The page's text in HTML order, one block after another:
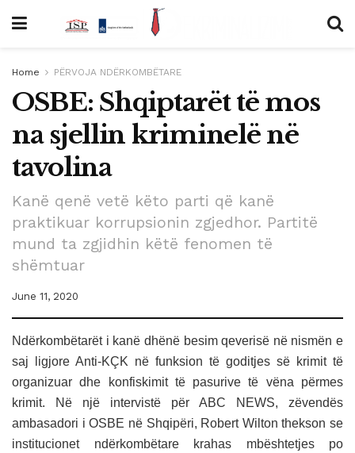
Home PËRVOJA NDËRKOMBËTARE
OSBE: Shqiptarët të mos
na sjellin kriminelë në
tavolina
Kanë qenë vetë këto parti që kanë
praktikuar korrupsionin zgjedhor. Partitë
mund ta zgjidhin këtë fenomen të
shëmtuar
June 11, 2020
Ndërkombëtarët i kanë dhënë besim qeverisë në nismën e
saj ligjore Anti-KÇK në funksion të goditjes së krimit të
organizuar dhe konfiskimit të pasurive të vëna përmes
krimit. Në një intervistë për ABC NEWS, zëvendës
ambasadori i OSBE në Shqipëri, Robert Wilton thekson se
institucionet ndërkombëtare krahas mbështetjes po